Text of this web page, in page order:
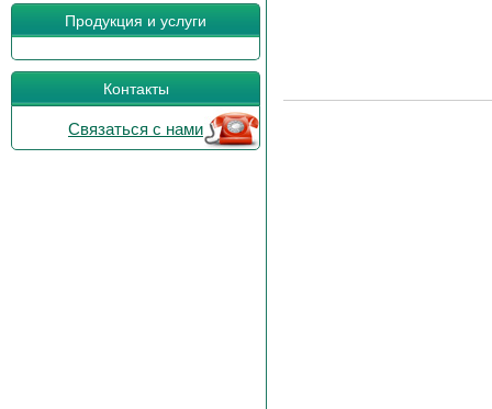
Продукция и услуги
Контакты
Связаться с нами